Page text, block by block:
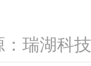
：瑞湖科技